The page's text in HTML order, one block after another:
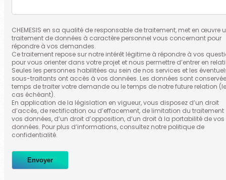
CHEMESIS en sa qualité de responsable de traitement, met en œuvre
traitement de données à caractère personnel vous concernant pour
répondre à vos demandes.
Ce traitement repose sur notre intérêt légitime à répondre à vos
pour vous orienter dans votre projet et nous permettre d’entrer en
Seules les personnes habilitées au sein de nos services et les
sous-traitants ont accès à vos données. Les données sont
temps de traiter votre demande ou le temps de notre future relation (le
cas échéant).
En application de la législation en vigueur, vous disposez d’un droit
d’accès, de rectification ou d’effacement, de limitation du traitement
vos données, d’un droit d’opposition, d’un droit à la portabilité de vos
données. Pour plus d’informations, consultez notre politique de
confidentialité.